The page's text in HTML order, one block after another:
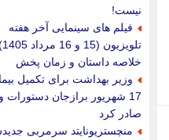
نیست!
فیلم های سینمایی آخر هفته
خلاصه داستان و زمان پخش
وزیر بهداشت برای تکمیل
17 شهریور برازجان دستورات
صادر کرد
منچستریونایتد سرمربی